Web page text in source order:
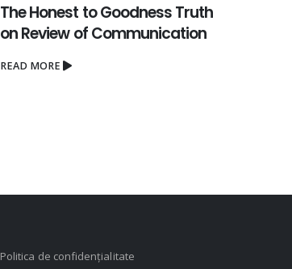
The Honest to Goodness Truth
on Review of Communication
READ MORE
Politica de confidențialitate